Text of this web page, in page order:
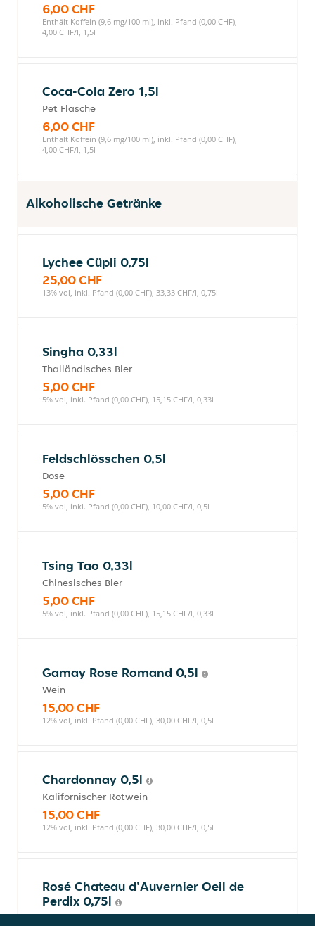
6,00 CHF
Enthält Koffein (9,6 mg/100 ml), inkl. Pfand (0,00 CHF),
4,00 CHF/l, 1,5l
Coca-Cola Zero 1,5l
Pet Flasche
6,00 CHF
Enthält Koffein (9,6 mg/100 ml), inkl. Pfand (0,00 CHF),
4,00 CHF/l, 1,5l
Alkoholische Getränke
Lychee Cüpli 0,75l
25,00 CHF
13% vol, inkl. Pfand (0,00 CHF), 33,33 CHF/l, 0,75l
Singha 0,33l
Thailändisches Bier
5,00 CHF
5% vol, inkl. Pfand (0,00 CHF), 15,15 CHF/l, 0,33l
Feldschlösschen 0,5l
Dose
5,00 CHF
5% vol, inkl. Pfand (0,00 CHF), 10,00 CHF/l, 0,5l
Tsing Tao 0,33l
Chinesisches Bier
5,00 CHF
5% vol, inkl. Pfand (0,00 CHF), 15,15 CHF/l, 0,33l
Gamay Rose Romand 0,5l
Wein
15,00 CHF
12% vol, inkl. Pfand (0,00 CHF), 30,00 CHF/l, 0,5l
Chardonnay 0,5l
Kalifornischer Rotwein
15,00 CHF
12% vol, inkl. Pfand (0,00 CHF), 30,00 CHF/l, 0,5l
Rosé Chateau d'Auvernier Oeil de
Perdix 0,75l
Wein